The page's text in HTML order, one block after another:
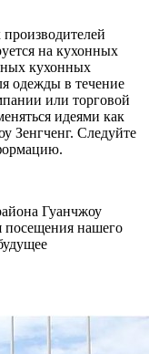
на кухонных
кухонных
одежды в течение
или торговой
идеями как
Зенгченг. Следуйте
Гуанчжоу
посещения нашего